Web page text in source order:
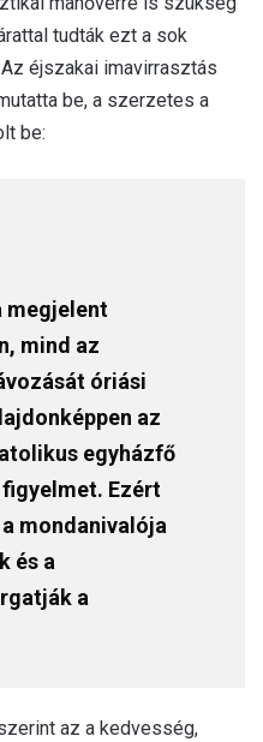
tudták ezt a sok
éjszakai imavirrasztás
be, a szerzetes a
be:
megjelent
mind az
óriási
az
egyházfő
Ezért
mondanivalója
és a
a
az a kedvesség,